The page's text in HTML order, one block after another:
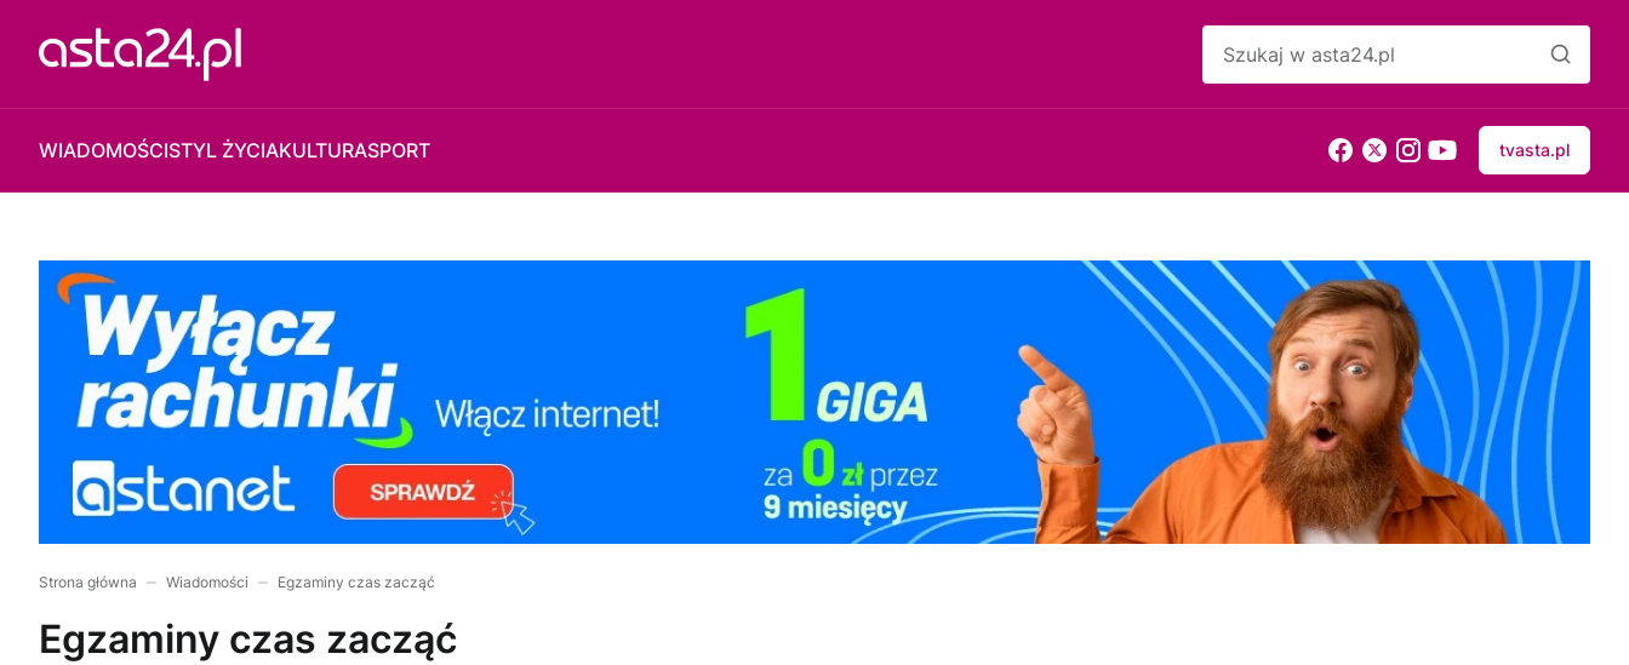
WIADOMOŚCISTYL ŻYCIAKULTURASPORT tvasta.pl
Strona główna Wiadomości Egzaminy czas zacząć
Egzaminy czas zacząć